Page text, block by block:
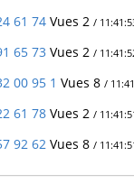
61 74 Vues 2 /
65 73 Vues 2 /
00 95 1 Vues 8 /
61 78 Vues 2 /
92 62 Vues 8 /